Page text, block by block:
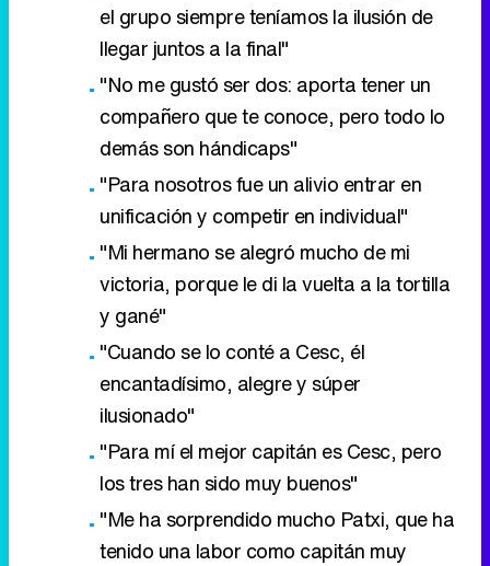
el grupo siempre teníamos la ilusión de
llegar juntos a la final"
"No me gustó ser dos: aporta tener un
compañero que te conoce, pero todo lo
demás son hándicaps"
"Para nosotros fue un alivio entrar en
unificación y competir en individual"
"Mi hermano se alegró mucho de mi
victoria, porque le di la vuelta a la tortilla
y gané"
"Cuando se lo conté a Cesc, él
encantadísimo, alegre y súper
ilusionado"
"Para mí el mejor capitán es Cesc, pero
los tres han sido muy buenos"
"Me ha sorprendido mucho Patxi, que ha
tenido una labor como capitán muy